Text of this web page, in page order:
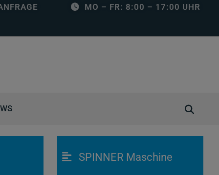
MO – FR: 8:00 – 17:00 UHR
c
SPINNER Maschine